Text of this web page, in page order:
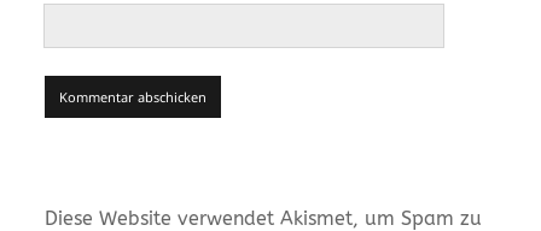
Diese Website verwendet Akismet, um Spam zu